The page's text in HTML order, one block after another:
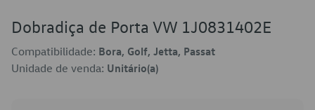
Dobradiça de Porta VW 1J0831402E
Compatibilidade: Bora, Golf, Jetta, Passat
Unidade de venda: Unitário(a)